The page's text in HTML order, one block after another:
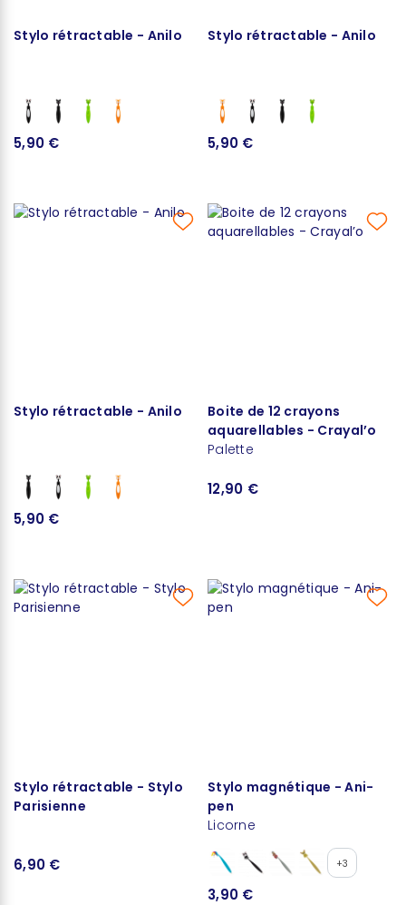
Stylo rétractable - Anilo
5,90 €
Stylo rétractable - Anilo
5,90 €
Stylo rétractable - Anilo
5,90 €
Boite de 12 crayons
aquarellables - Crayal’o
Palette
12,90 €
Stylo rétractable - Stylo
Parisienne
6,90 €
Stylo magnétique - Ani-
pen
Licorne
+3
3,90 €